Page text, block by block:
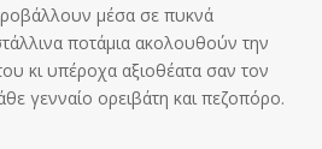
μέσα σε πυκνά
ποτάμια ακολουθούν την
κι υπέροχα αξιοθέατα σαν τον
γενναίο ορειβάτη και πεζοπόρο.